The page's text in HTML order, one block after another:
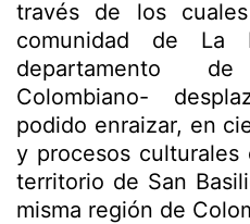
través de los
comunidad de La
departamento
Colombiano-
podido enraizar, en
y procesos
territorio de San
misma región de